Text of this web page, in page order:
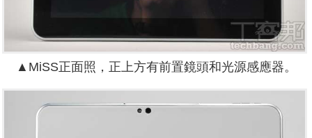
▲MiSS正面照，正上方有前置鏡頭和光源感應器。